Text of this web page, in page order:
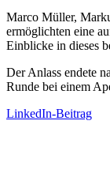
Marco Müller,
ermöglichten eine
Einblicke in dieses
Der Anlass endete
Runde bei einem
LinkedIn-Beitrag